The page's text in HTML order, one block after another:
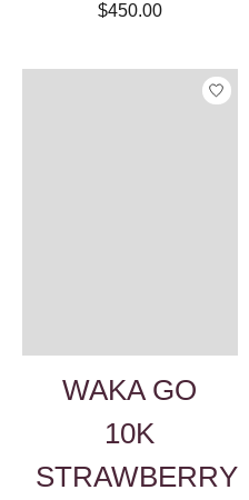
$450.00
WAKA GO
10K
STRAWBERRY